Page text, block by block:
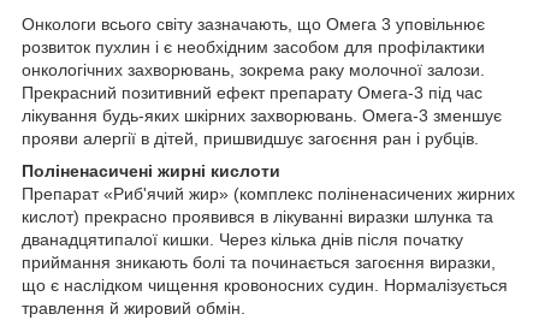
Онкологи всього світу зазначають, що Омега 3 уповільнює
розвиток пухлин і є необхідним засобом для профілактики
онкологічних захворювань, зокрема раку молочної залози.
Прекрасний позитивний ефект препарату Омега-3 під час
лікування будь-яких шкірних захворювань. Омега-3 зменшує
прояви алергії в дітей, пришвидшує загоєння ран і рубців.
Поліненасичені жирні кислоти
Препарат «Риб'ячий жир» (комплекс поліненасичених жирних
кислот) прекрасно проявився в лікуванні виразки шлунка та
дванадцятипалої кишки. Через кілька днів після початку
приймання зникають болі та починається загоєння виразки,
що є наслідком чищення кровоносних судин. Нормалізується
травлення й жировий обмін.